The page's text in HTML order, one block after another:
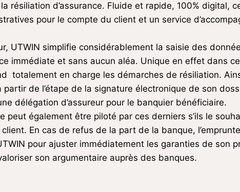
résiliation d’assurance. Fluide et rapide, 100% digital,
pour le compte du client et un service
UTWIN simplifie considérablement la saisie des
immédiate et sans aucun aléa. Unique en effet dans ce
totalement en charge les démarches de résiliation.
de l’étape de la signature électronique de son
délégation d’assureur pour le banquier bénéficiaire.
également être piloté par ces derniers s’ils le
En cas de refus de la part de la banque,
pour ajuster immédiatement les garanties de son
son argumentaire auprès des banques.